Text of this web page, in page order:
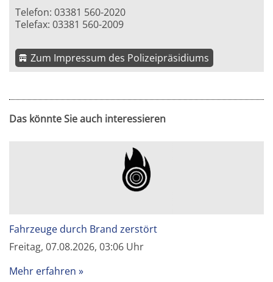
Telefon: 03381 560-2020
Telefax: 03381 560-2009
Zum Impressum des Polizeipräsidiums
Das könnte Sie auch interessieren
Fahrzeuge durch Brand zerstört
Freitag, 07.08.2026, 03:06 Uhr
Mehr erfahren